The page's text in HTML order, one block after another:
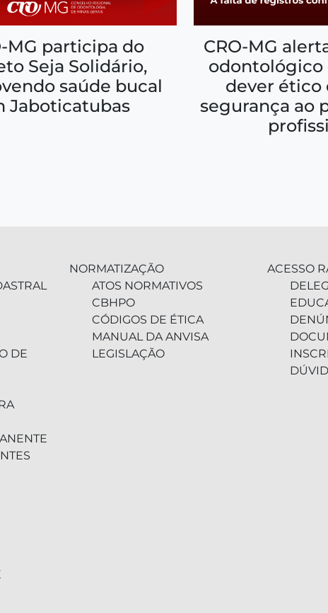
MG participa do
Seja Solidário,
saúde bucal
Jaboticatubas
CRO-MG
odontológico
dever ético
segurança ao
DE
NORMATIZAÇÃO
ATOS NORMATIVOS
CBHPO
CÓDIGOS DE ÉTICA
MANUAL DA ANVISA
LEGISLAÇÃO
ACESSO